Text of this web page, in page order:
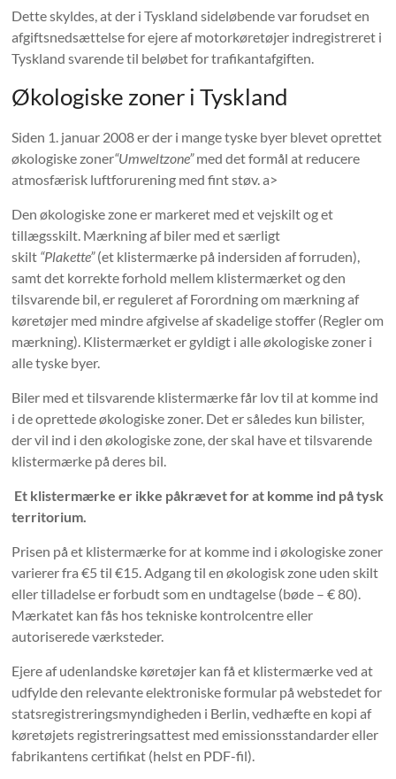
Dette skyldes, at der i Tyskland sideløbende var forudset en
afgiftsnedsættelse for ejere af motorkøretøjer indregistreret i
Tyskland svarende til beløbet for trafikantafgiften.
Økologiske zoner i Tyskland
Siden 1. januar 2008 er der i mange tyske byer blevet oprettet
økologiske zoner“Umweltzone”med det formål at reducere
atmosfærisk luftforurening med fint støv. a>
Den økologiske zone er markeret med et vejskilt og et
tillægsskilt. Mærkning af biler med et særligt
skilt “Plakette”(et klistermærke på indersiden af ​​forruden),
samt det korrekte forhold mellem klistermærket og den
tilsvarende bil, er reguleret af Forordning om mærkning af
køretøjer med mindre afgivelse af skadelige stoffer (Regler om
mærkning). Klistermærket er gyldigt i alle økologiske zoner i
alle tyske byer.
Biler med et tilsvarende klistermærke får lov til at komme ind
i de oprettede økologiske zoner. Det er således kun bilister,
der vil ind i den økologiske zone, der skal have et tilsvarende
klistermærke på deres bil.
Et klistermærke er ikke påkrævet for at komme ind på tysk
territorium.
Prisen på et klistermærke for at komme ind i økologiske zoner
varierer fra €5 til €15. Adgang til en økologisk zone uden skilt
eller tilladelse er forbudt som en undtagelse (bøde – € 80).
Mærkatet kan fås hos tekniske kontrolcentre eller
autoriserede værksteder.
Ejere af udenlandske køretøjer kan få et klistermærke ved at
udfylde den relevante elektroniske formular på webstedet for
statsregistreringsmyndigheden i Berlin, vedhæfte en kopi af
køretøjets registreringsattest med emissionsstandarder eller
fabrikantens certifikat (helst en PDF-fil).